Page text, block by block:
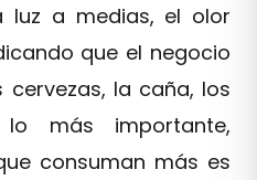
luz a medias, el olor
que el negocio
la caña, los
más importante,
consuman más es